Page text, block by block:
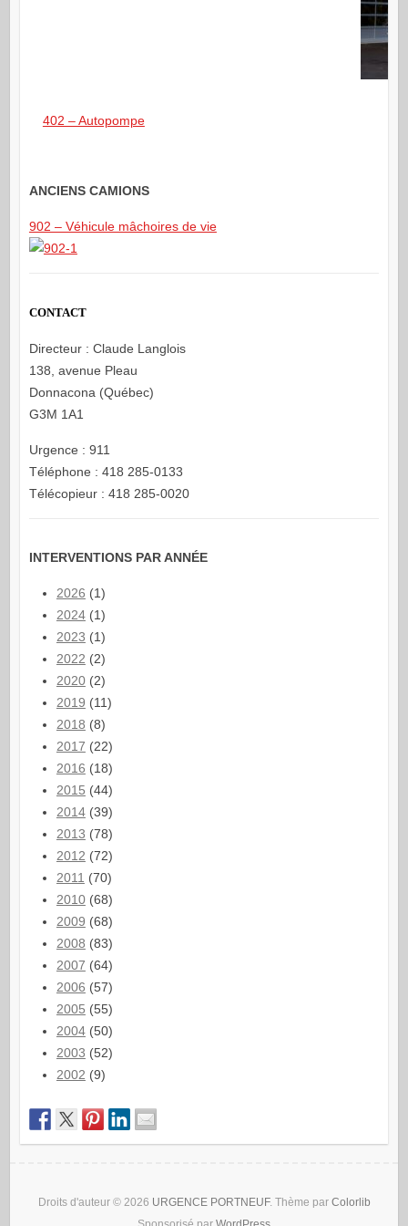
402 – Autopompe
ANCIENS CAMIONS
902 – Véhicule mâchoires de vie
CONTACT
Directeur : Claude Langlois
138, avenue Pleau
Donnacona (Québec)
G3M 1A1
Urgence : 911
Téléphone : 418 285-0133
Télécopieur : 418 285-0020
INTERVENTIONS PAR ANNÉE
2026 (1)
2024(1)
2023 (1)
2022 (2)
2020(2)
2019 (11)
2018 (8)
2017 (22)
2016 (18)
2015 (44)
2014(39)
2013 (78)
2012 (72)
2011 (70)
2010(68)
2009 (68)
2008 (83)
2007 (64)
2006 (57)
2005 (55)
2004(50)
2003 (52)
2002 (9)
Droits d'auteur © 2026 URGENCE PORTNEUF. Thème par Colorlib